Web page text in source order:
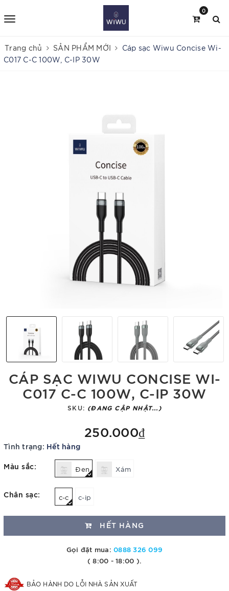
0
Trang chủ SẢN PHẨM MỚI
Cáp sạc Wiwu Concise Wi-
C017 C-C 100W, C-IP 30W
CÁP SẠC WIWU CONCISE WI-
C017 C-C 100W, C-IP 30W
SKU: (ĐANG CẬP NHẬT...)
250.000₫
Tình trạng: Hết hàng
Màu sắc: Đen Xám
Chân sạc: c-c c-ip
HẾT HÀNG
Gọi đặt mua:0888 326 099
( 8:00 - 18:00 ).
BẢO HÀNH DO LỖI NHÀ SẢN XUẤT